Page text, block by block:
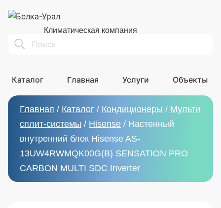
Климатическая компания
Search
Каталог Главная Услуги Объекты
Главная / Каталог / Кондиционеры / Мульти
сплит-системы / Hisense / Настенный
внутренний блок Hisense AS-
13UW4RWMQK00G(B) SENSATION PRO
CARBON MULTI SDC Inverter